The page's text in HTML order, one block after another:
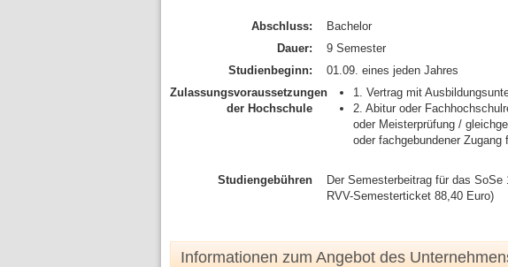
Abschluss:
Bachelor
Dauer:
9 Semester
Studienbeginn:
01.09. eines jeden Jahres
Zulassungsvoraussetzungen
der Hochschule
1. Vertrag mit
2. Abitur oder
oder Meisterprüfung /
oder fachgebundener
Studiengebühren
Der Semesterbeitrag für das
RVV-Semesterticket 88,40 Euro)
Informationen zum Angebot des